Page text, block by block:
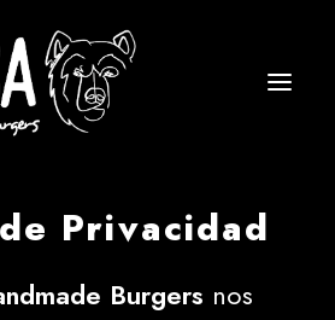
Privacidad
Burgers nos